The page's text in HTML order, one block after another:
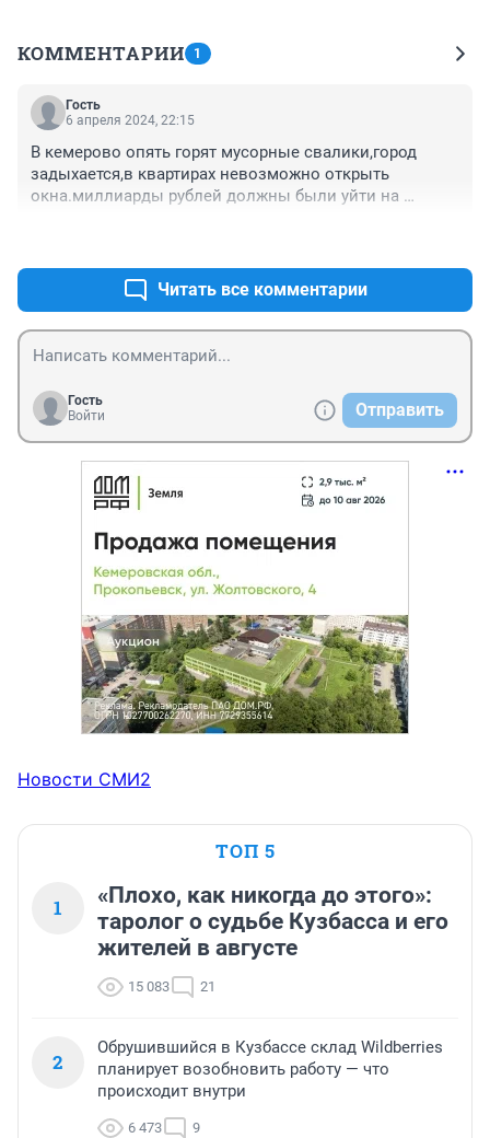
КОММЕНТАРИИ 1
Гость
6 апреля 2024, 22:15
В кемерово опять горят мусорные свалики,город
задыхается,в квартирах невозможно открыть
окна.миллиарды рублей должны были уйти на
интересует.коррупция на всех уровнях власти в
Читать все комментарии
Гость
Войти
Отправить
Новости СМИ2
ТОП 5
1
«Плохо, как никогда до этого»:
таролог о судьбе Кузбасса и его
жителей в августе
15 083 21
2
Обрушившийся в Кузбассе склад Wildberries
планирует возобновить работу — что
происходит внутри
6 473 9